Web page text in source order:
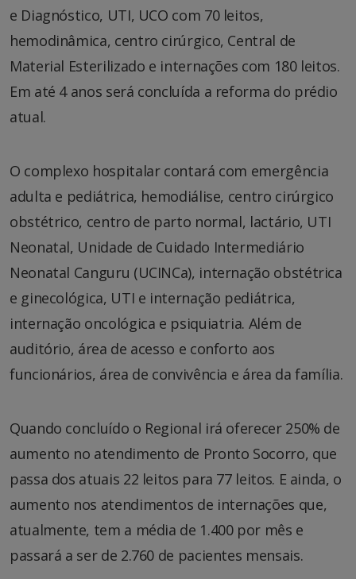
e Diagnóstico, UTI, UCO com 70 leitos,
hemodinâmica, centro cirúrgico, Central de
Material Esterilizado e internações com 180 leitos.
Em até 4 anos será concluída a reforma do prédio
atual.
O complexo hospitalar contará com emergência
adulta e pediátrica, hemodiálise, centro cirúrgico
obstétrico, centro de parto normal, lactário, UTI
Neonatal, Unidade de Cuidado Intermediário
Neonatal Canguru (UCINCa), internação obstétrica
e ginecológica, UTI e internação pediátrica,
internação oncológica e psiquiatria. Além de
auditório, área de acesso e conforto aos
funcionários, área de convivência e área da família.
Quando concluído o Regional irá oferecer 250% de
aumento no atendimento de Pronto Socorro, que
passa dos atuais 22 leitos para 77 leitos. E ainda, o
aumento nos atendimentos de internações que,
atualmente, tem a média de 1.400 por mês e
passará a ser de 2.760 de pacientes mensais.